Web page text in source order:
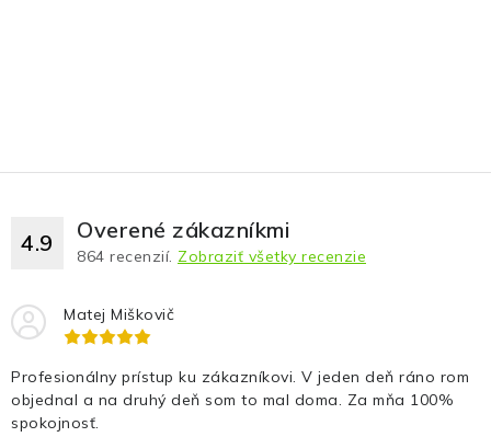
Výpredaj
Veľkoobchod
Ochrana osobných údajov
Blog Kontakt
4.9 Overené zákazníkmi
864 recenzií. Zobraziť všetky recenzie
Matej Miškovič
Profesionálny prístup ku zákazníkovi. V jeden deň ráno rom
objednal a na druhý deň som to mal doma. Za mňa 100%
spokojnosť.